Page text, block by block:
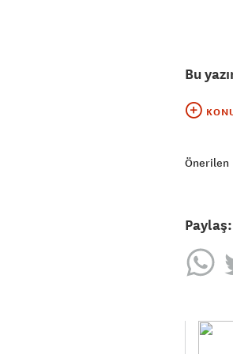
Bu
Önerilen
Paylaş: